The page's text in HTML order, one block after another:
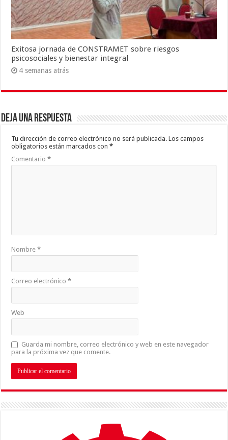
Exitosa jornada de CONSTRAMET sobre riesgos
psicosociales y bienestar integral
4 semanas atrás
Deja una respuesta
Tu dirección de correo electrónico no será publicada. Los campos
obligatorios están marcados con*
Comentario*
Nombre*
Correo electrónico*
Web
Guarda mi nombre, correo electrónico y web en este navegador
para la próxima vez que comente.